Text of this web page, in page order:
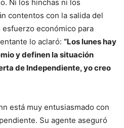
Ni los hinchas ni los
contentos con la salida del
económico para
lo aclaró: “Los lunes hay
y definen la situación
de Independiente, yo creo
está muy entusiasmado con
Su agente aseguró